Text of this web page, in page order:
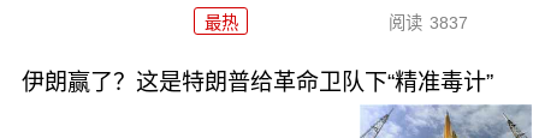
最热 阅读 3837
伊朗赢了？这是特朗普给革命卫队下“精准毒计”